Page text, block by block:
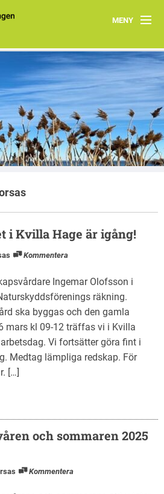
MENY
Natursnokarna
Kvilla Hage
Naturreservat i Torsås kommun
Styrelse
Program 2026
i Kvilla Hage är igång!
Kommentera
Ingemar Olofsson i
räkning.
ska byggas och den gamla
mars kl 09-12 träffas vi i Kvilla
Vi fortsätter göra fint i
Medtag lämpliga redskap. För
[…]
och sommaren 2025
Kommentera